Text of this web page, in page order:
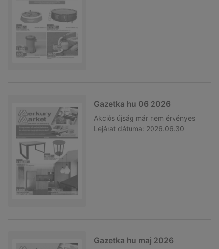
Gazetka hu 06 2026
Akciós újság már nem érvényes
Lejárat dátuma: 2026.06.30
Gazetka hu maj 2026